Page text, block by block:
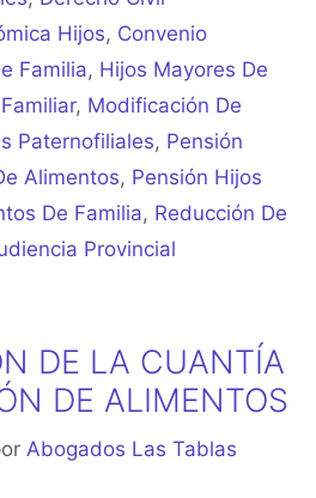
Hijos, Convenio
Familia, Hijos Mayores De
, Modificación De
Paternofiliales, Pensión
Alimentos, Pensión Hijos
De Familia, Reducción De
Provincial
DE LA CUANTÍA
DE ALIMENTOS
Abogados Las Tablas